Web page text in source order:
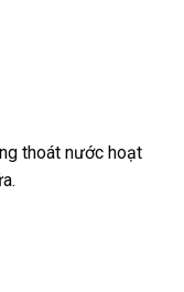
thoát nước hoạt